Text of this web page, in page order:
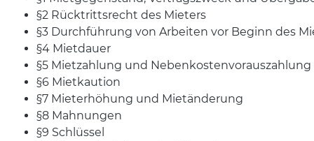
§2 Rücktrittsrecht des Mieters
§3 Durchführung von Arbeiten vor Beginn des
§4 Mietdauer
§5 Mietzahlung und Nebenkostenvorauszahlung
§6 Mietkaution
§7 Mieterhöhung und Mietänderung
§8 Mahnungen
§9 Schlüssel